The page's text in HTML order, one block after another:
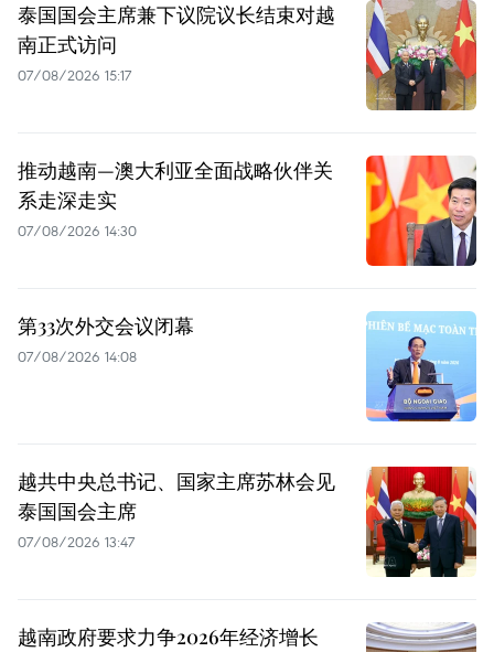
泰国国会主席兼下议院议长结束对越
南正式访问
07/08/2026 15:17
推动越南—澳大利亚全面战略伙伴关
系走深走实
07/08/2026 14:30
第33次外交会议闭幕
07/08/2026 14:08
越共中央总书记、国家主席苏林会见
泰国国会主席
07/08/2026 13:47
越南政府要求力争2026年经济增长